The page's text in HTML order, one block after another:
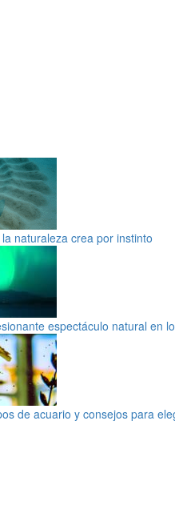
naturaleza crea por instinto
espectáculo natural en
de acuario y consejos para